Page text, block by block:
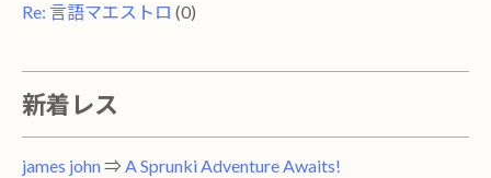
Re: 言語マエストロ (0)
新着レス
james john⇒ A Sprunki Adventure Awaits!